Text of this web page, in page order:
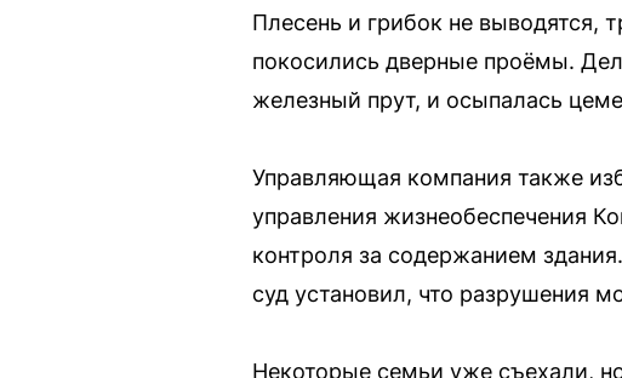
Плесень и грибок не выводятся,
покосились дверные проёмы.
железный прут, и осыпалась
Управляющая компания также
управления жизнеобеспечения
контроля за содержанием
суд установил, что разрушения
Некоторые семьи уже съехали,